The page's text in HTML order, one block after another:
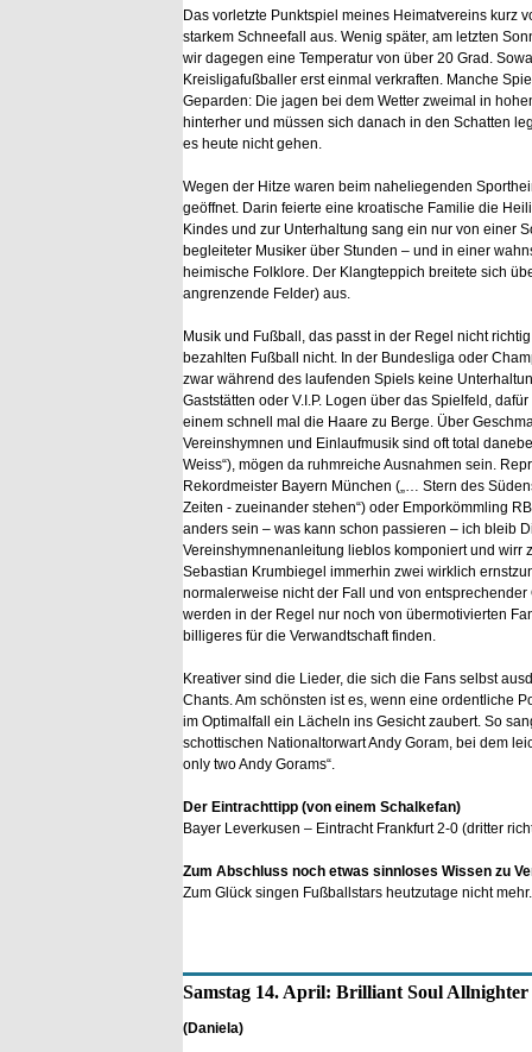
Das vorletzte Punktspiel meines Heimatvereins kurz
starkem Schneefall aus. Wenig später, am letzten
wir dagegen eine Temperatur von über 20 Grad.
Kreisligafußballer erst einmal verkraften. Manche
Geparden: Die jagen bei dem Wetter zweimal in
hinterher und müssen sich danach in den Schatten
es heute nicht gehen.
Wegen der Hitze waren beim naheliegenden
geöffnet. Darin feierte eine kroatische Familie die
Kindes und zur Unterhaltung sang ein nur von einer
begleiteter Musiker über Stunden – und in einer
heimische Folklore. Der Klangteppich breitete sich
angrenzende Felder) aus.
Musik und Fußball, das passt in der Regel nicht
bezahlten Fußball nicht. In der Bundesliga oder
zwar während des laufenden Spiels keine
Gaststätten oder V.I.P. Logen über das Spielfeld,
einem schnell mal die Haare zu Berge. Über
Vereinshymnen und Einlaufmusik sind oft total
Weiss“), mögen da ruhmreiche Ausnahmen sein.
Rekordmeister Bayern München („… Stern des
Zeiten - zueinander stehen“) oder Emporkömmling
anders sein – was kann schon passieren – ich bleib
Vereinshymnenanleitung lieblos komponiert und wirr
Sebastian Krumbiegel immerhin zwei wirklich
normalerweise nicht der Fall und von
werden in der Regel nur noch von übermotivierten
billigeres für die Verwandtschaft finden.
Kreativer sind die Lieder, die sich die Fans selbst
Chants. Am schönsten ist es, wenn eine ordentliche
im Optimalfall ein Lächeln ins Gesicht zaubert. So
schottischen Nationaltorwart Andy Goram, bei dem
only two Andy Gorams“.
Der Eintrachttipp (von einem Schalkefan)
Bayer Leverkusen – Eintracht Frankfurt 2-0 (dritter
Zum Abschluss noch etwas sinnloses Wissen zu
Zum Glück singen Fußballstars heutzutage nicht
Samstag 14. April: Brilliant Soul
(Daniela)